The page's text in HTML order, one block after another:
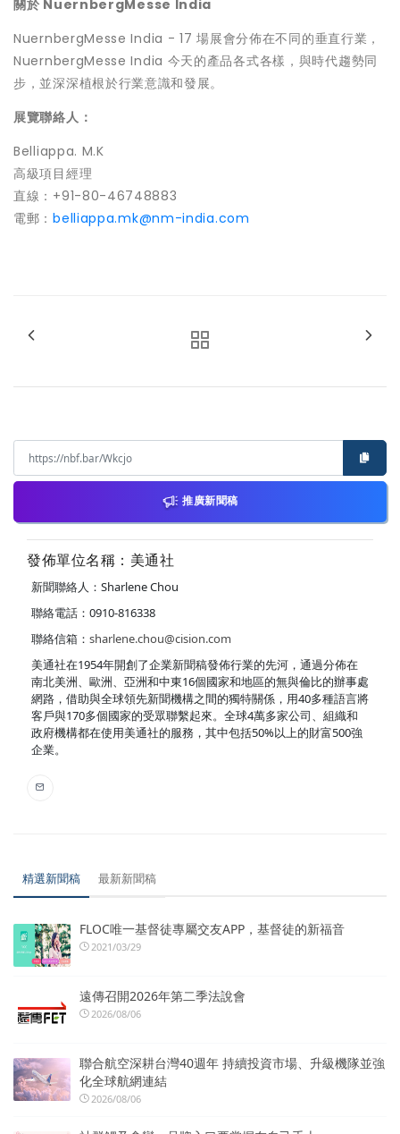
關於 NuernbergMesse India
NuernbergMesse India - 17 場展會分佈在不同的垂直行業，
NuernbergMesse India 今天的產品各式各樣，與時代趨勢同
步，並深深植根於行業意識和發展。
展覽聯絡人：
Belliappa. M.K
高級項目經理
直線：+91-80-46748883
電郵：belliappa.mk@nm-india.com
推廣新聞稿
發佈單位名稱：美通社
新聞聯絡人：Sharlene Chou
聯絡電話：0910-816338
聯絡信箱： sharlene.chou@cision.com
美通社在1954年開創了企業新聞稿發佈行業的先河，通過分佈在
南北美洲、歐洲、亞洲和中東16個國家和地區的無與倫比的辦事處
網路，借助與全球領先新聞機構之間的獨特關係，用40多種語言將
客戶與170多個國家的受眾聯繫起來。全球4萬多家公司、組織和
政府機構都在使用美通社的服務，其中包括50%以上的財富500強
企業。
精選新聞稿 最新新聞稿
FLOC唯一基督徒專屬交友APP，基督徒的新福音
2021/03/29
遠傳召開2026年第二季法說會
2026/08/06
聯合航空深耕台灣40週年 持續投資市場、升級機隊並強
化全球航網連結
2026/08/06